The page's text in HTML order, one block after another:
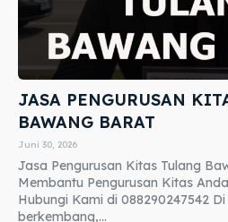
JASA PENGURUSAN
BAWANG BARAT
Juni 30, 2026
Jasa Pengurusan Kitas Tulang
Membantu Pengurusan Kitas
Hubungi Kami di 088290247542
berkembang,...